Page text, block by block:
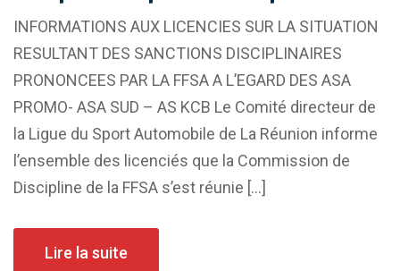
INFORMATIONS AUX LICENCIES SUR LA SITUATION
RESULTANT DES SANCTIONS DISCIPLINAIRES
PRONONCEES PAR LA FFSA A L’EGARD DES ASA
PROMO- ASA SUD – AS KCB Le Comité directeur de
la Ligue du Sport Automobile de La Réunion informe
l’ensemble des licenciés que la Commission de
Discipline de la FFSA s’est réunie […]
Lire la suite